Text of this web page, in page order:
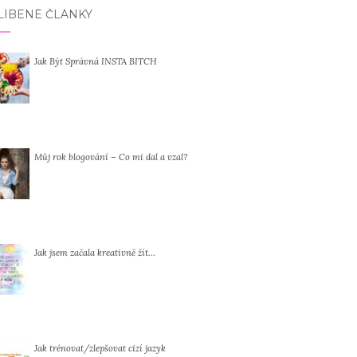
ČLÁNKY
Jak Být Správná INSTA BITCH
Můj rok blogování – Co mi dal a vzal?
Jak jsem začala kreativně žít…
Jak trénovat/zlepšovat cizí jazyk